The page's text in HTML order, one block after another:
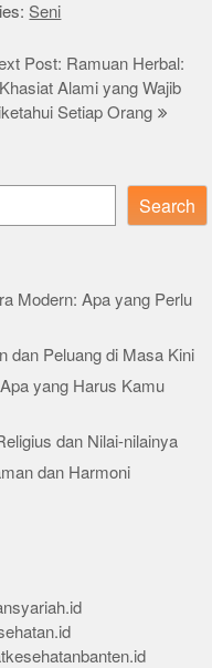
Seni
Post: Ramuan Herbal:
Alami yang Wajib
Setiap Orang
Search
Modern: Apa yang Perlu
dan Peluang di Masa Kini
yang Harus Kamu
dan Nilai-nilainya
dan Harmoni